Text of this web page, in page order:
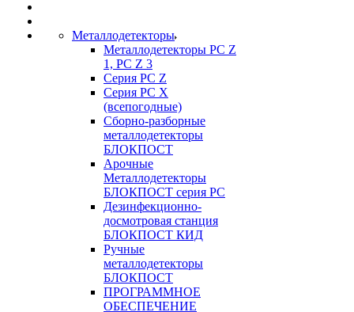
Металлодетекторы
Металлодетекторы РС Z
1, PC Z 3
Серия РС Z
Серия РС X
(всепогодные)
Сборно-разборные
металлодетекторы
БЛОКПОСТ
Арочные
Металлодетекторы
БЛОКПОСТ серия РС
Дезинфекционно-
досмотровая станция
БЛОКПОСТ КИД
Ручные
металлодетекторы
БЛОКПОСТ
ПРОГРАММНОЕ
ОБЕСПЕЧЕНИЕ